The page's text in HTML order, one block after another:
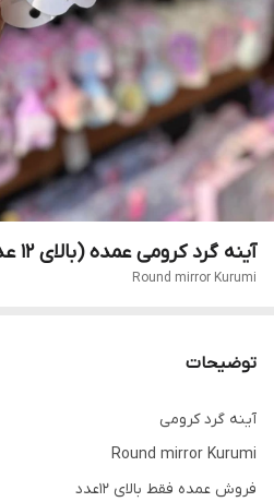
آینه گرد کرومی عمده (بالای ۱۲ عدد ) کدom352
Round mirror Kurumi
توضیحات
آینه گرد کرومی
Round mirror Kurumi
فروش عمده فقط بالای ۱۲عدد